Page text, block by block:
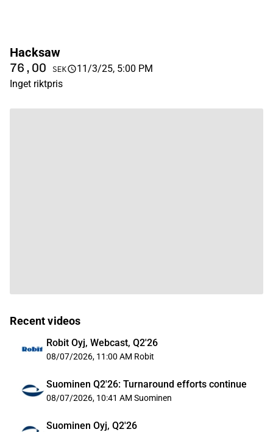
Hacksaw
76,00 SEK
11/3/25, 5:00 PM
Inget riktpris
Recent videos
Robit Oyj, Webcast, Q2'26
08/07/2026, 11:00 AM Robit
Suominen Q2'26: Turnaround efforts continue
08/07/2026, 10:41 AM Suominen
Suominen Oyj, Q2'26